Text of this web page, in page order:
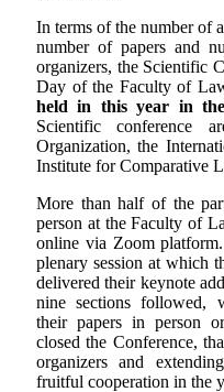
In terms of the number of
number of papers and
organizers, the Scientific
Day of the Faculty of
held in this year in
Scientific conference
Organization, the
Institute for Comparative
More than half of the
person at the Faculty of
online via Zoom
plenary session at which
delivered their keynote
nine sections followed,
their papers in person
closed the Conference,
organizers and
fruitful cooperation in the